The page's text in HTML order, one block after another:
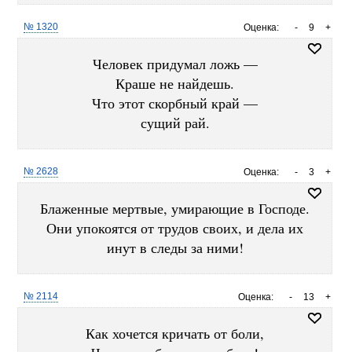
Оценка: +
9
-
№ 1320
Человек придумал ложь —
Краше не найдешь.
Что этот скорбный край —
сущий рай.
Оценка: +
3
-
№ 2628
Блаженные мертвые, умирающие в Господе.
Они упокоятся от трудов своих, и дела их
инут в следы за ними!
Оценка: +
13
-
№ 2114
Как хочется кричать от боли,